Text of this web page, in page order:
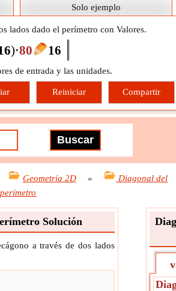
Solo ejemplo
lados dado el perímetro con Valores.
)⋅80 16
de entrada y las unidades.
Reiniciar Compartir
Geometría 2D »
Diagonal del
Solución
a través de dos lados